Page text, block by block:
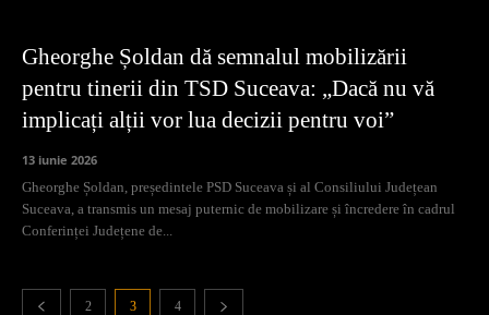
Gheorghe Șoldan dă semnalul mobilizării
pentru tinerii din TSD Suceava: „Dacă nu vă
implicați alții vor lua decizii pentru voi”
13 iunie 2026
Gheorghe Șoldan, președintele PSD Suceava și al Consiliului Județean
Suceava, a transmis un mesaj puternic de mobilizare și încredere în cadrul
Conferinței Județene de...
2 3 4